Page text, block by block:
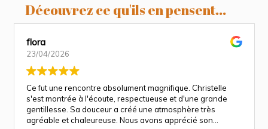
Découvrez ce qu'ils en pensent...
flora
23/04/2026
Ce fut une rencontre absolument magnifique. Christelle
s'est montrée à l'écoute, respectueuse et d'une grande
gentillesse. Sa douceur a créé une atmosphère très
agréable et chaleureuse. Nous avons apprécié son